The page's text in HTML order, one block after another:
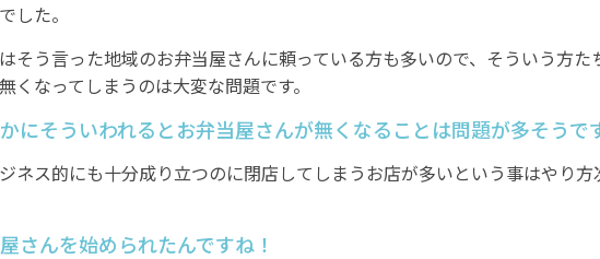
した。
そう言った地域のお弁当屋さんに頼っている方も多いので、そういう方
くなってしまうのは大変な問題です。
にそういわれるとお弁当屋さんが無くなることは問題が多そうで
ネス的にも十分成り立つのに閉店してしまうお店が多いという事はやり
さんを始められたんですね！